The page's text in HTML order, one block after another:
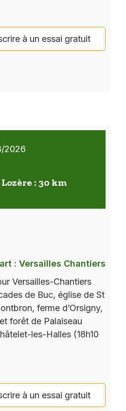
à un essai gratuit
2026
: 30 km
: Versailles Chantiers
Versailles-Chantiers
de Buc, église de St
ferme d’Orsigny,
forêt de Palaiseau
les-Halles (18h10
à un essai gratuit